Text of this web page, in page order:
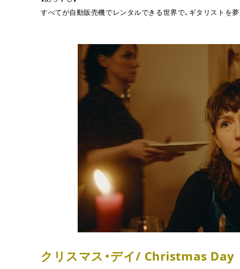
すべてが自動販売機でレンタルできる世界で、ギタリストを夢
クリスマス・デイ/ Christmas Day